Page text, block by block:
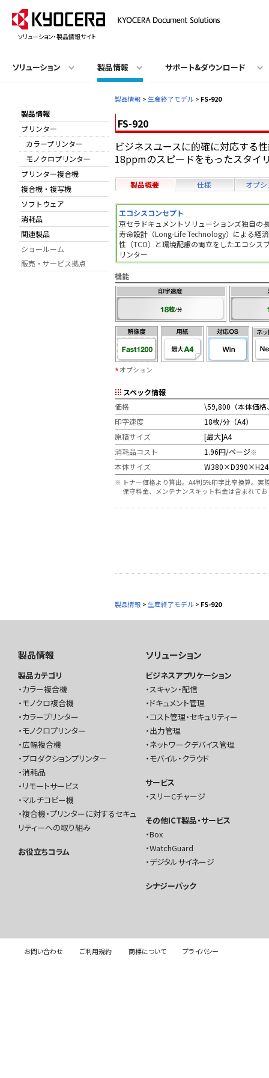
ソリューション・製品情報サイト
ソリューション 製品情報 サポート&ダウンロード
製品情報
プリンター
カラープリンター
モノクロプリンター
プリンター複合機
複合機・複写機
ソフトウェア
消耗品
関連製品
ショールーム
販売・サービス拠点
製品情報 > 生産終了モデル > FS-920
FS-920
ビジネスユースに的確に対応する
18ppmのスピードをもったスタイ
製品概要 仕様 オプ
エコシスコンセプト
京セラドキュメントソリューションズ独自の
寿命設計（Long-Life Technology）による経済
性（TCO）と環境配慮の両立をしたエコシス
リンター
機能
オプション
スペック情報
価格
\59,800（本体価格
印字速度
18枚/分（A4）
原稿サイズ
[最大]A4
消耗品コスト
1.96円/ページ※
本体サイズ
※ トナー価格より算出。A4判5%印字比率換算。
保守料金、メンテナンスキット料金は含まれて
製品情報 > 生産終了モデル > FS-920
製品情報
製品カテゴリ
カラー複合機
モノクロ複合機
カラープリンター
モノクロプリンター
広幅複合機
プロダクションプリンター
消耗品
リモートサービス
マルチコピー機
複合機・プリンターに対するセキュ
リティーへの取り組み
お役立ちコラム
ソリューション
ビジネスアプリケーション
スキャン・配信
ドキュメント管理
コスト管理・セキュリティー
出力管理
ネットワークデバイス管理
モバイル・クラウド
サービス
スリーCチャージ
その他ICT製品・サービス
Box
WatchGuard
デジタルサイネージ
シナジーパック
お問い合わせ ご利用規約 商標について プライバシー